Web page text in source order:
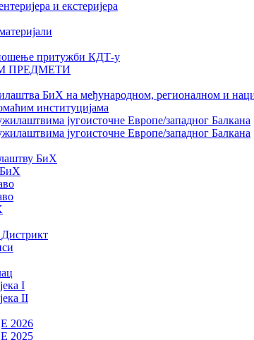
и екстеријера
притужби КДТ-у
ПРЕДМЕТИ
БиХ на међународном, регионалном и
институцијама
југоисточне Европе/западног Балкана
југоисточне Европе/западног Балкана
БиХ
I
II
2026
2025